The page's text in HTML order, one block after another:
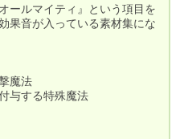
ールマイティ』という項目を
果音が入っている素材集にな
魔法
与する特殊魔法